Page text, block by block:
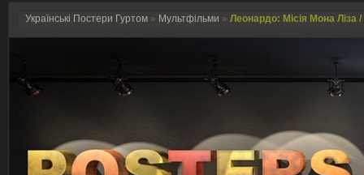
Українські Постери Гуртом » Мультфільми » Леонардо: Місія Мона Ліза